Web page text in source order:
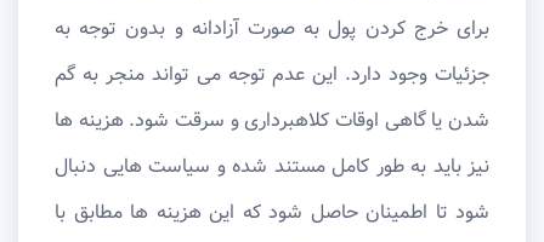
برای خرج کردن پول به صورت آزادانه و بدون توجه به
جزئیات وجود دارد. این عدم توجه می تواند منجر به گم
شدن یا گاهی اوقات کلاهبرداری و سرقت شود. هزینه ها
نیز باید به طور کامل مستند شده و سیاست هایی دنبال
شود تا اطمینان حاصل شود که این هزینه ها مطابق با